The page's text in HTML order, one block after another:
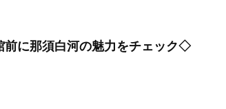
前に那須白河の魅力をチェック◇